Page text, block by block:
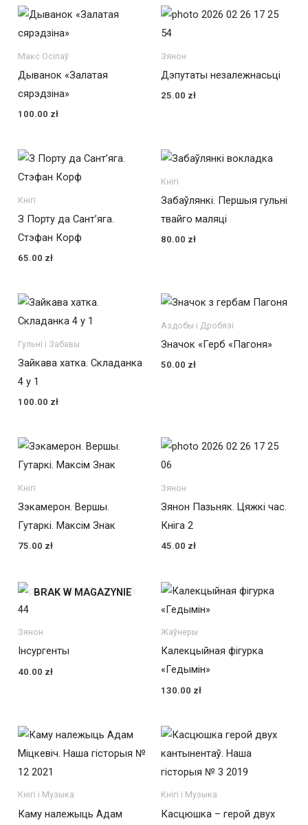
Макс Осіпаў
Дыванок «Залатая
сярэдзіна»
100.00 zł
Зянон
Дэпутаты незалежнасьці
25.00 zł
Кнігі
З Порту да Сант’яга.
Стэфан Корф
65.00 zł
Кнігі
Забаўлянкі. Першыя гульні
твайго маляці
80.00 zł
Гульні і Забавы
Зайкава хатка. Складанка
4 у 1
100.00 zł
Аздобы і Дробязі
Значок «Герб «Пагоня»
50.00 zł
Кнігі
Зэкамерон. Вершы.
Гутаркі. Максім Знак
75.00 zł
Зянон
Зянон Пазьняк. Цяжкі час.
Кніга 2
45.00 zł
BRAK W MAGAZYNIE
Зянон
Інсургенты
40.00 zł
Жаўнеры
Калекцыйная фігурка
«Гедымін»
130.00 zł
Кнігі і Музыка
Каму належыць Адам
Кнігі і Музыка
Касцюшка – герой двух